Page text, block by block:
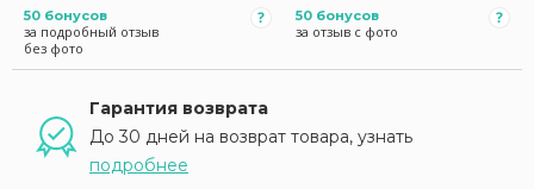
50 бонусов
за подробный отзыв
без фото
50 бонусов
за отзыв с фото
Гарантия возврата
До 30 дней на возврат товара, узнать
подробнее